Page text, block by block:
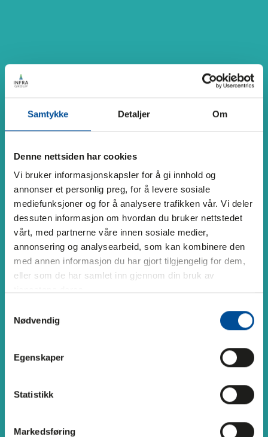
Samtykke Detaljer Om
Denne nettsiden har cookies
Vi bruker informasjonskapsler for å gi innhold og
annonser et personlig preg, for å levere sosiale
mediefunksjoner og for å analysere trafikken vår. Vi deler
dessuten informasjon om hvordan du bruker nettstedet
vårt, med partnerne våre innen sosiale medier,
annonsering og analysearbeid, som kan kombinere den
med annen informasjon du har gjort tilgjengelig for dem,
eller som de har samlet inn gjennom din bruk av
Nødvendig
Egenskaper
Statistikk
Markedsføring